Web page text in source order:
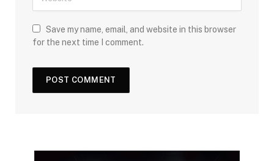
Save my name, email, and website in this browser
for the next time I comment.